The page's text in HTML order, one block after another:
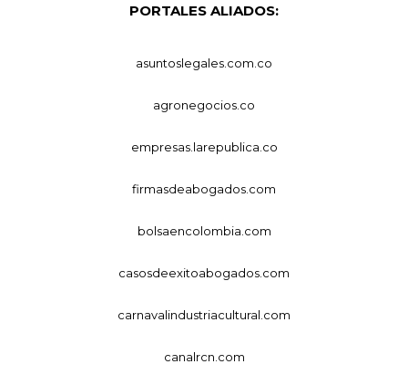
PORTALES ALIADOS:
asuntoslegales.com.co
agronegocios.co
empresas.larepublica.co
firmasdeabogados.com
bolsaencolombia.com
casosdeexitoabogados.com
carnavalindustriacultural.com
canalrcn.com